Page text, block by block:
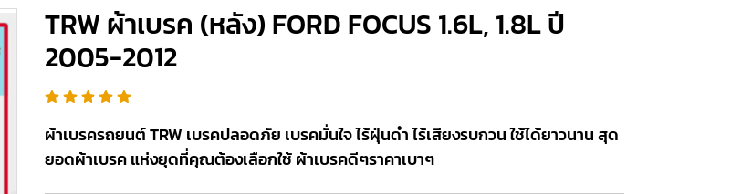
TRW ผ้าเบรค (หลัง) FORD FOCUS 1.6L, 1.8L ปี
2005-2012
ผ้าเบรครถยนต์ TRW เบรคปลอดภัย เบรคมั่นใจ ไร้ฝุ่นดำ ไร้เสียงรบกวน ใช้ได้ยาวนาน สุด
ยอดผ้าเบรค แห่งยุดที่คุณต้องเลือกใช้ ผ้าเบรคดีๆราคาเบาๆ